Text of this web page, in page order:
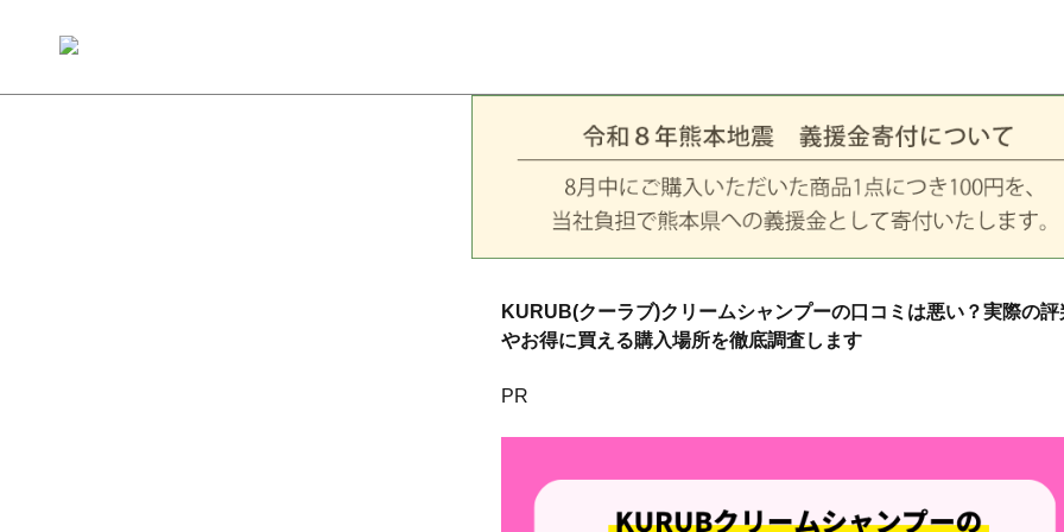
KURUB(クーラブ)クリームシャンプーの口コミは悪い？実際の評
やお得に買える購入場所を徹底調査します
PR